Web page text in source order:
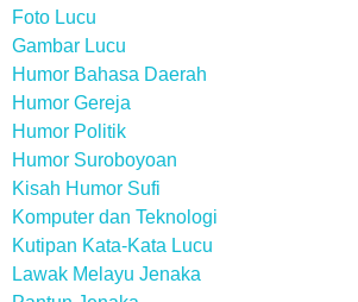
Foto Lucu
Gambar Lucu
Humor Bahasa Daerah
Humor Gereja
Humor Politik
Humor Suroboyoan
Kisah Humor Sufi
Komputer dan Teknologi
Kutipan Kata-Kata Lucu
Lawak Melayu Jenaka